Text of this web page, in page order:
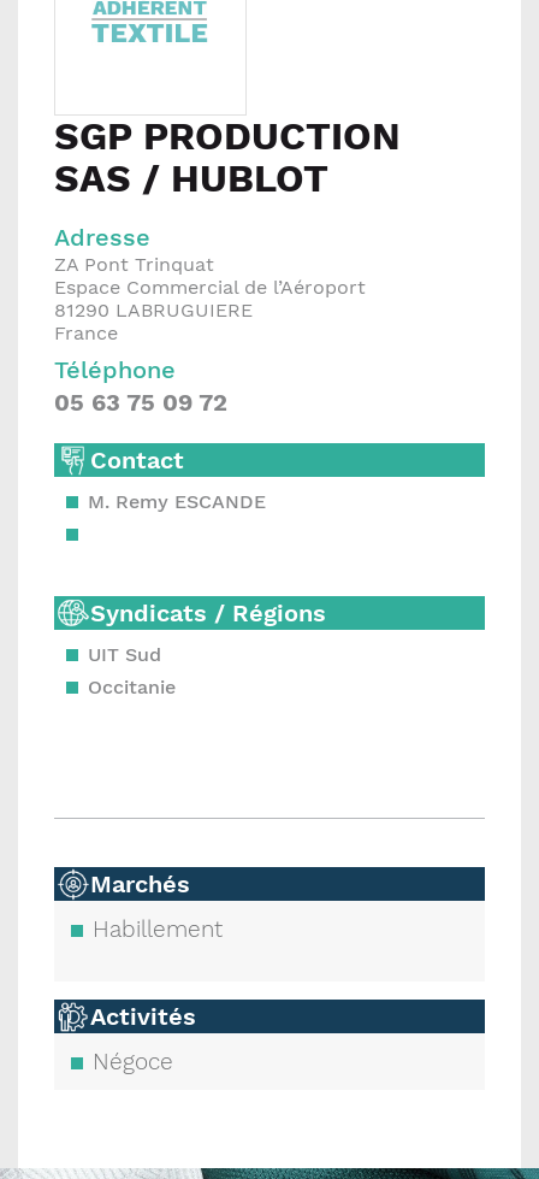
SGP PRODUCTION
SAS / HUBLOT
Adresse
ZA Pont Trinquat
Espace Commercial de l’Aéroport
81290 LABRUGUIERE
France
Téléphone
05 63 75 09 72
Contact
M. Remy ESCANDE
Syndicats / Régions
UIT Sud
Occitanie
Marchés
Habillement
Activités
Négoce